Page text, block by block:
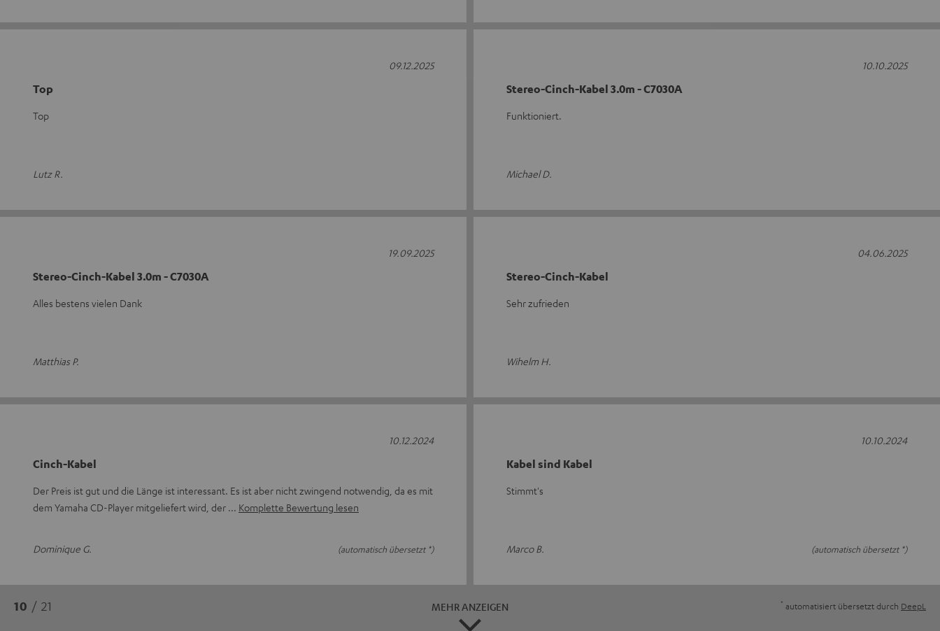
Top
Top
Lutz R.
09.12.2025
Stereo-Cinch-Kabel 3.0m - C7030A
Funktioniert.
Michael D.
10.10.2025
Stereo-Cinch-Kabel 3.0m - C7030A
Alles bestens vielen Dank
Matthias P.
19.09.2025
Stereo-Cinch-Kabel
Sehr zufrieden
Wihelm H.
04.06.2025
Cinch-Kabel
Der Preis ist gut und die Länge ist interessant. Es ist aber nicht zwingend notwendig, da es mit
dem Yamaha CD-Player mitgeliefert wird, der
Komplette Bewertung lesen
Dominique G. (automatisch übersetzt *)
10.12.2024
Kabel sind Kabel
Stimmt's
Marco B. (automatisch übersetzt *)
10.10.2024
10 / 21 * automatisiert übersetzt durch DeepL
MEHR ANZEIGEN